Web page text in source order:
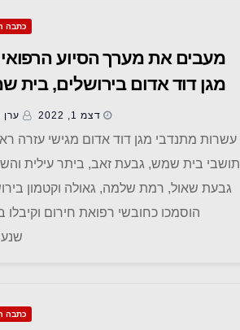
כתבה
מעבים את מערך הסיוע
מגן דוד אדום בירושלים, בית
גבעת זאב וביתר
דצמ 1, 2022 ערן
עשרות מתנדבי מגן דוד אדום מגישי עזרה
תושבי בית שמש, גבעת זאב, ביתר עילית
גבעת שאול, רמת שלמה, גאולה וקטמון
הוסמכו כחובשי רפואת חירום
כתבה